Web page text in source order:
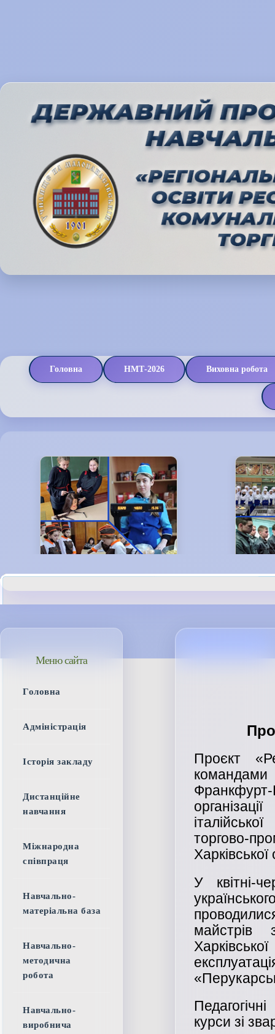
Головна НМТ-2026 Виховна робота
Проєкт
торгово-
У квітні-
майстрів
курси зі
Меню сайта
Головна
Адміністрація
Історія закладу
Дистанційне
навчання
Міжнародна
співпраця
Навчально-
матеріальна база
Навчально-
методична
робота
Навчально-
виробнича